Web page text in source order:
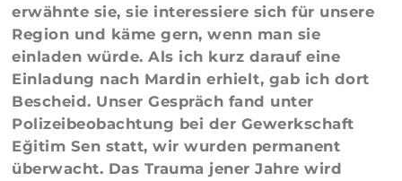
erwähnte sie, sie interessiere sich für unsere
Region und käme gern, wenn man sie
einladen würde. Als ich kurz darauf eine
Einladung nach Mardin erhielt, gab ich dort
Bescheid. Unser Gespräch fand unter
Polizeibeobachtung bei der Gewerkschaft
Eğitim Sen statt, wir wurden permanent
überwacht. Das Trauma jener Jahre wird